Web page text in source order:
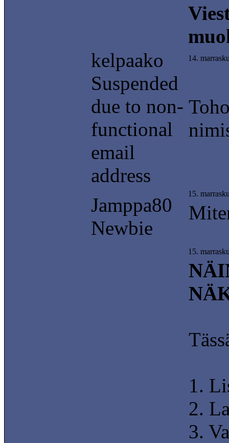
kelpaako
Suspended
due to non-
functional
email
address
14.
Jamppa80
Newbie
15.
15.
1.
2.
3.